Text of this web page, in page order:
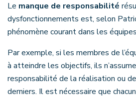
Le manque de responsabilité
dysfonctionnements est, selon
phénomène courant dans les
Par exemple, si les membres de
à atteindre les objectifs, ils
responsabilité de la réalisation ou de
derniers. Il est nécessaire que